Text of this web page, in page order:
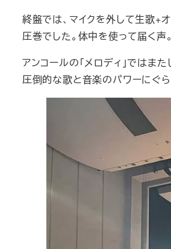
終盤では、マイクを外して生歌+
圧巻でした。体中を使って届く声
アンコールの「メロディ」ではま
圧倒的な歌と音楽のパワーにぐ